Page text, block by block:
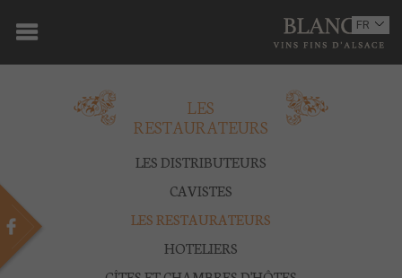
DOMAINE
OENOTOURISME
BOUTIQUE
PRESSE
FR
EN
LES
RESTAURATEURS
LES DISTRIBUTEURS
CAVISTES
LES RESTAURATEURS
HOTELIERS